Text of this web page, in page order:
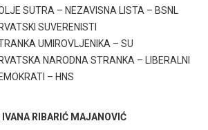
SUTRA – NEZAVISNA LISTA – BSNL
SUVERENISTI
UMIROVLJENIKA – SU
NARODNA STRANKA – LIBERALNI
– HNS
RIBARIĆ MAJANOVIĆ